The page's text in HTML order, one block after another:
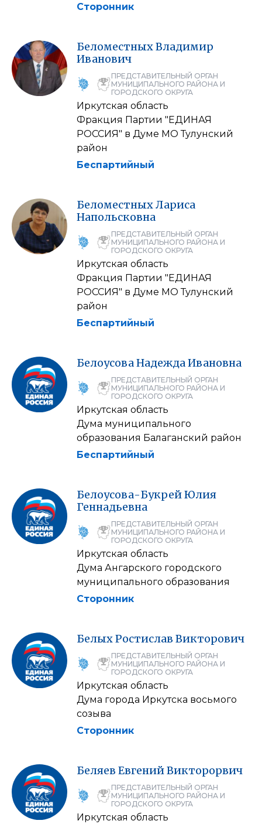
Сторонник
БеломестныхВладимир
Иванович
ПРЕДСТАВИТЕЛЬНЫЙ ОРГАН
МУНИЦИПАЛЬНОГО РАЙОНА И
ГОРОДСКОГО ОКРУГА
Иркутская область
Фракция Партии "ЕДИНАЯ
РОССИЯ" в Думе МО Тулунский
район
Беспартийный
БеломестныхЛариса
Напольсковна
ПРЕДСТАВИТЕЛЬНЫЙ ОРГАН
МУНИЦИПАЛЬНОГО РАЙОНА И
ГОРОДСКОГО ОКРУГА
Иркутская область
Фракция Партии "ЕДИНАЯ
РОССИЯ" в Думе МО Тулунский
район
Беспартийный
Белоусова Надежда Ивановна
ПРЕДСТАВИТЕЛЬНЫЙ ОРГАН
МУНИЦИПАЛЬНОГО РАЙОНА И
ГОРОДСКОГО ОКРУГА
Иркутская область
Дума муниципального
образования Балаганский район
Беспартийный
Белоусова-БукрейЮлия
Геннадьевна
ПРЕДСТАВИТЕЛЬНЫЙ ОРГАН
МУНИЦИПАЛЬНОГО РАЙОНА И
ГОРОДСКОГО ОКРУГА
Иркутская область
Дума Ангарского городского
муниципального образования
Сторонник
БелыхРостислав Викторович
ПРЕДСТАВИТЕЛЬНЫЙ ОРГАН
МУНИЦИПАЛЬНОГО РАЙОНА И
ГОРОДСКОГО ОКРУГА
Иркутская область
Дума города Иркутска восьмого
созыва
Сторонник
Беляев ЕвгенийВикторорвич
ПРЕДСТАВИТЕЛЬНЫЙ ОРГАН
МУНИЦИПАЛЬНОГО РАЙОНА И
ГОРОДСКОГО ОКРУГА
Иркутская область